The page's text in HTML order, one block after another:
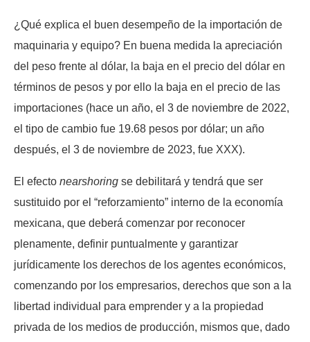
¿Qué explica el buen desempeño de la importación de
maquinaria y equipo? En buena medida la apreciación
del peso frente al dólar, la baja en el precio del dólar en
términos de pesos y por ello la baja en el precio de las
importaciones (hace un año, el 3 de noviembre de 2022,
el tipo de cambio fue 19.68 pesos por dólar; un año
después, el 3 de noviembre de 2023, fue XXX).
El efecto nearshoring se debilitará y tendrá que ser
sustituido por el “reforzamiento” interno de la economía
mexicana, que deberá comenzar por reconocer
plenamente, definir puntualmente y garantizar
jurídicamente los derechos de los agentes económicos,
comenzando por los empresarios, derechos que son a la
libertad individual para emprender y a la propiedad
privada de los medios de producción, mismos que, dado